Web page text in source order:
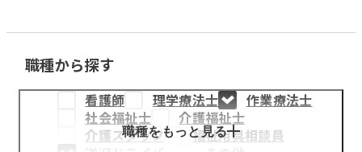
採用情報
医療・介護事業
募集職種
職種から探す
看護師 理学療法士
作業療法士
社会福祉士
介護福祉士
介護スタッフ
福祉用具相談員
職種をもっと見る